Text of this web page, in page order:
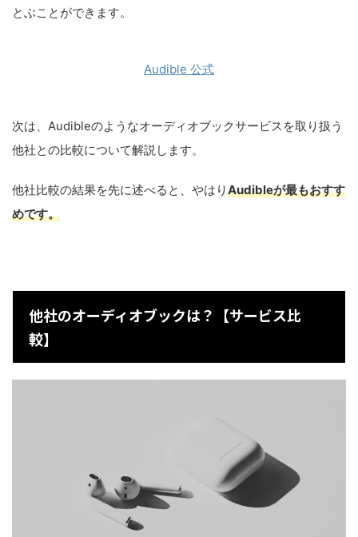
とぶことができます。
Audible 公式
次は、Audibleのようなオーディオブックサービスを取り扱う
他社との比較について解説します。
他社比較の結果を先に述べると、やはりAudibleが最もおすす
めです。
他社のオーディオブックは？【サービス比
較】